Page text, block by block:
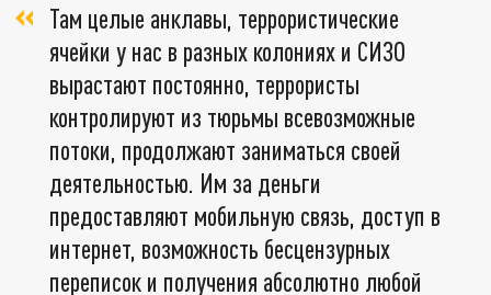
Там целые анклавы, террористические
ячейки у нас в разных колониях и СИЗО
вырастают постоянно, террористы
контролируют из тюрьмы всевозможные
потоки, продолжают заниматься своей
деятельностью. Им за деньги
предоставляют мобильную связь, доступ в
интернет, возможность бесцензурных
переписок и получения абсолютно любой